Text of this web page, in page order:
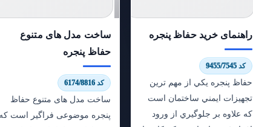
راهنمای خرید حفاظ پنجره
کد 9455/7545
حفاظ پنجره يكي از مهم ترين
تجهيزات ايمني ساختمان است
كه علاوه بر جلوگيري از ورود
ساخت مدل های متنوع
حفاظ پنجره
کد 6174/8816
ساخت مدل های متنوع حفاظ
پنجره موضوعی فراگیر است که